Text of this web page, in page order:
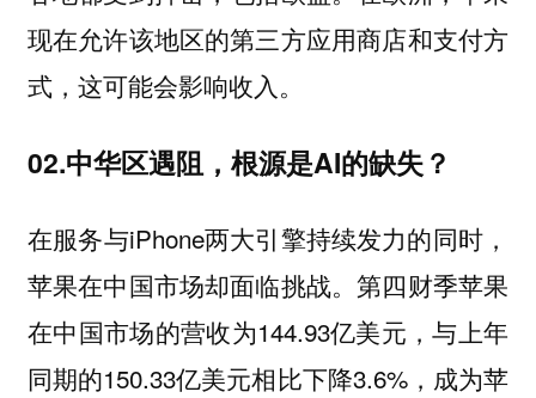
现在允许该地区的第三方应用商店和支付方
式，这可能会影响收入。
02.中华区遇阻，根源是AI的缺失？
在服务与iPhone两大引擎持续发力的同时，
苹果在中国市场却面临挑战。第四财季苹果
在中国市场的营收为144.93亿美元，与上年
同期的150.33亿美元相比下降3.6%，成为苹